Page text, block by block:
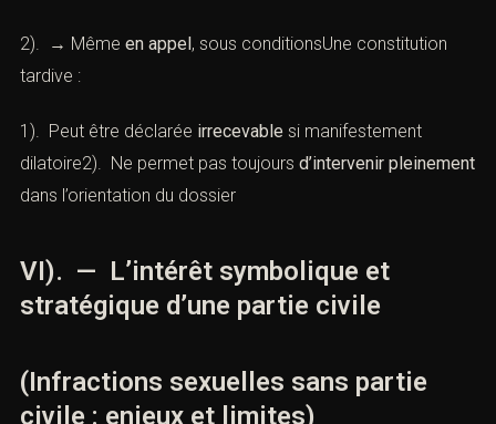
2). → Même en appel, sous conditionsUne constitution
tardive :
1). Peut être déclarée irrecevable si manifestement
dilatoire2). Ne permet pas toujours d’intervenir pleinement
dans l’orientation du dossier
VI). — L’intérêt symbolique et
stratégique d’une partie civile
(Infractions sexuelles sans partie
civile : enjeux et limites)